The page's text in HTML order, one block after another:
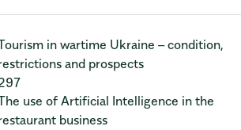
in wartime Ukraine – condition,
and prospects
use of Artificial Intelligence in the
business